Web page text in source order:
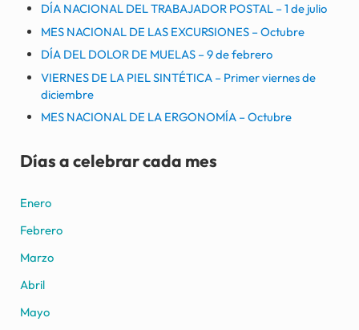
DÍA NACIONAL DEL TRABAJADOR POSTAL – 1 de julio
MES NACIONAL DE LAS EXCURSIONES – Octubre
DÍA DEL DOLOR DE MUELAS – 9 de febrero
VIERNES DE LA PIEL SINTÉTICA – Primer viernes de
diciembre
MES NACIONAL DE LA ERGONOMÍA – Octubre
Días a celebrar cada mes
Enero
Febrero
Marzo
Abril
Mayo